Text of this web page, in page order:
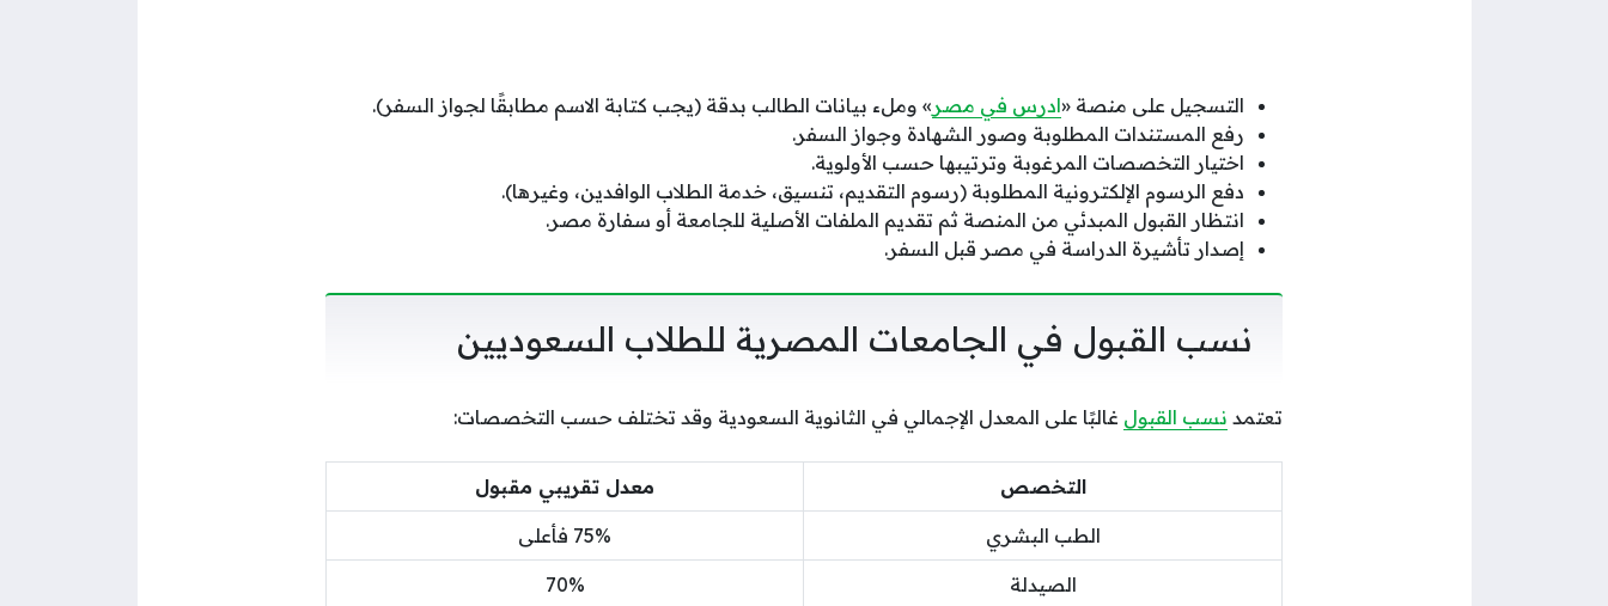
التسجيل على منصة «ادرس في مصر » وملء بيانات الطالب بدقة (يجب كتابة الاسم مطابقًا لجواز السفر).
رفع المستندات المطلوبة وصور الشهادة وجواز السفر.
اختيار التخصصات المرغوبة وترتيبها حسب الأولوية.
دفع الرسوم الإلكترونية المطلوبة (رسوم التقديم، تنسيق، خدمة الطلاب الوافدين، وغيرها).
انتظار القبول المبدئي من المنصة ثم تقديم الملفات الأصلية للجامعة أو سفارة مصر.
إصدار تأشيرة الدراسة في مصر قبل السفر.
نسب القبول في الجامعات المصرية للطلاب السعوديين
تعتمد نسب القبول غالبًا على المعدل الإجمالي في الثانوية السعودية وقد تختلف حسب التخصصات:
التخصص معدل تقريبي مقبول
الطب البشري 75% فأعلى
الصيدلة 70%